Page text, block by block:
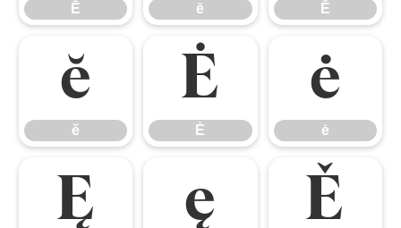
Ē ē Ĕ
ĕ
ĕ
Ė
Ė
ė
ė
Ę ę Ě